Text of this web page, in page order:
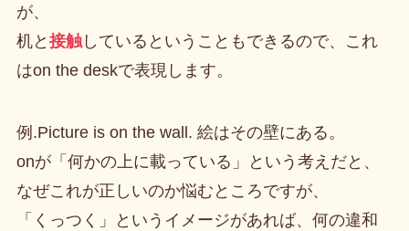
が、
机と 接触しているということもできるので、これ
はon the deskで表現します。
例.Picture is on the wall. 絵はその壁にある。
onが「何かの上に載っている」という考えだと、
なぜこれが正しいのか悩むところですが、
「くっつく」というイメージがあれば、何の違和